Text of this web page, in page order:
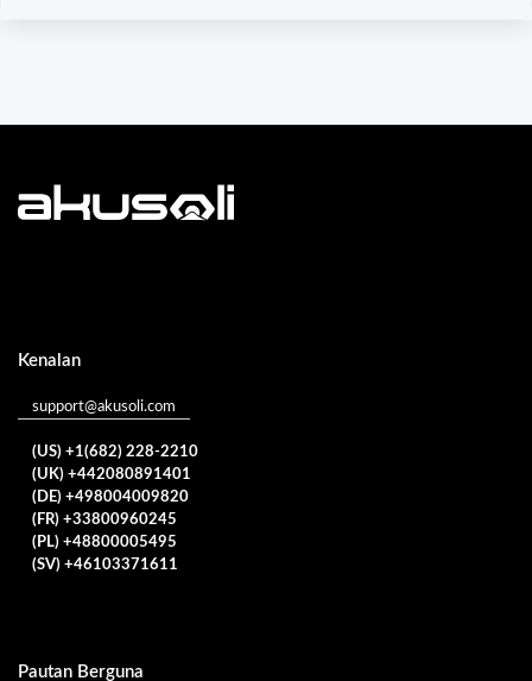
Kenalan
support@akusoli.com
(US) +1(682) 228-2210
(UK) +442080891401
(DE) +498004009820
(FR) +33800960245
(PL) +48800005495
(SV) +46103371611
Pautan Berguna